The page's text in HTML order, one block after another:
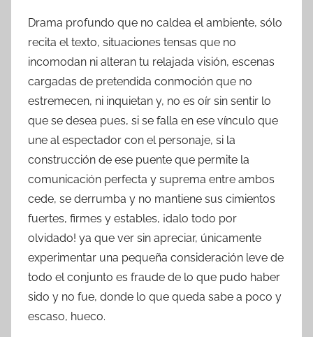
Drama profundo que no caldea el ambiente, sólo
recita el texto, situaciones tensas que no
incomodan ni alteran tu relajada visión, escenas
cargadas de pretendida conmoción que no
estremecen, ni inquietan y, no es oír sin sentir lo
que se desea pues, si se falla en ese vínculo que
une al espectador con el personaje, si la
construcción de ese puente que permite la
comunicación perfecta y suprema entre ambos
cede, se derrumba y no mantiene sus cimientos
fuertes, firmes y estables, ¡dalo todo por
olvidado! ya que ver sin apreciar, únicamente
experimentar una pequeña consideración leve de
todo el conjunto es fraude de lo que pudo haber
sido y no fue, donde lo que queda sabe a poco y
escaso, hueco.